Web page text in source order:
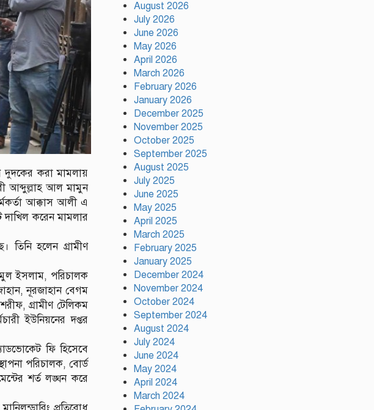
দুদকের করা মামলায়
আব্দুল্লাহ আল মামুন
আক্কাস আলী এ
করেন মামলার
হলেন গ্রামীণ
ইসলাম, পরিচালক
নূরজাহান বেগম
গ্রামীণ টেলিকম
ইউনিয়নের দপ্তর
ফি হিসেবে
পরিচালক, বোর্ড
শর্ত লঙ্ঘন করে
জমিয়ত
দুর্গাপূজায় আসছে সালমার নতুন
গান, রেকর্ড সম্পন্ন
August 2026
July 2026
June 2026
May 2026
April 2026
March 2026
February 2026
January 2026
December 2025
November 2025
October 2025
September 2025
August 2025
July 2025
June 2025
May 2025
April 2025
March 2025
February 2025
January 2025
December 2024
November 2024
October 2024
September 2024
August 2024
July 2024
June 2024
May 2024
April 2024
March 2024